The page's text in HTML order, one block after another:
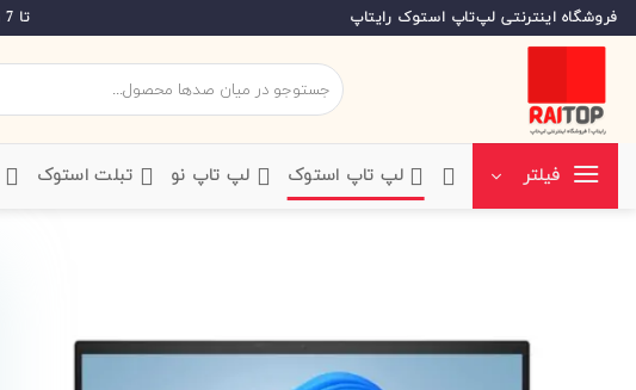
Skip
to
فروشگاه اینترنتی لپ‌تاپ استوک رایتاپ تا 7 روز مهلت تست بی قید و شرط و دوماه گارانتی رایگان
جستجو
برای:
فیلتر ‌لپ تاپ استوک ‌لپ تاپ نو ‌ تبلت استوک